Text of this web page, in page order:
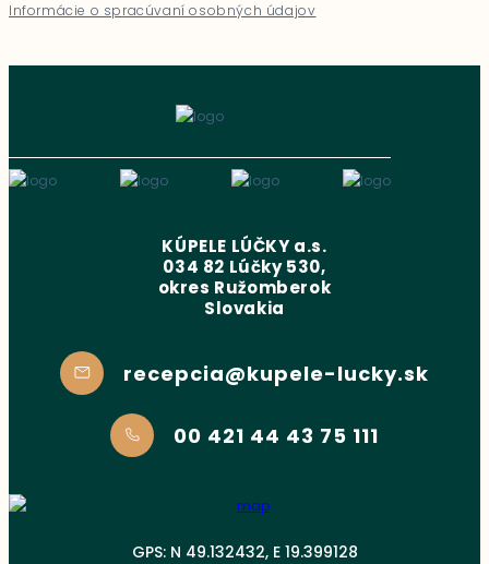
Informácie o spracúvaní osobných údajov
KÚPELE LÚČKY a.s.
034 82 Lúčky 530,
okres Ružomberok
Slovakia
recepcia@kupele-lucky.sk
00 421 44 43 75 111
GPS: N 49.132432, E 19.399128